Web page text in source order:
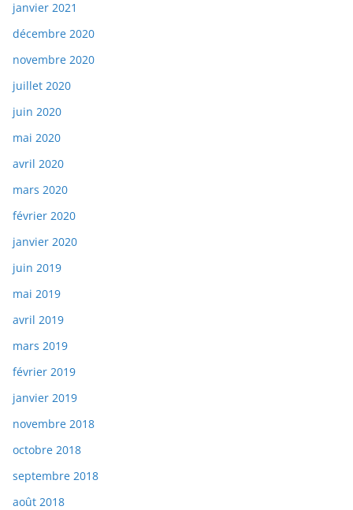
janvier 2021
décembre 2020
novembre 2020
juillet 2020
juin 2020
mai 2020
avril 2020
mars 2020
février 2020
janvier 2020
juin 2019
mai 2019
avril 2019
mars 2019
février 2019
janvier 2019
novembre 2018
octobre 2018
septembre 2018
août 2018